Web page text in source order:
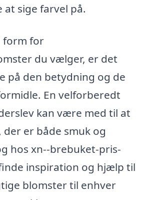
at sige farvel på.
form for
du vælger, er det
på den betydning og de
En velforberedt
kan være med til at
der er både smuk og
hos xn--brebuket-pris-
inspiration og hjælp til
blomster til enhver